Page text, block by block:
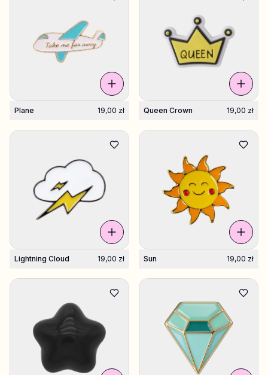
Plane 19,00 zł Queen Crown 19,00 zł
Lightning Cloud 19,00 zł Sun 19,00 zł